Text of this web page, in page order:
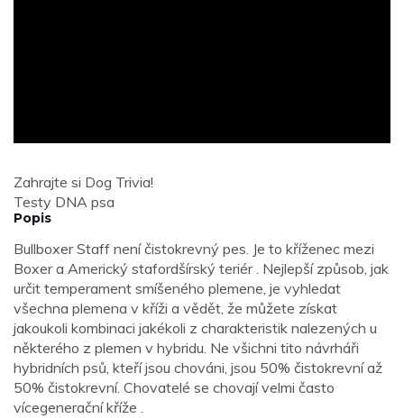
Zahrajte si Dog Trivia!
Testy DNA psa
Popis
Bullboxer Staff není čistokrevný pes. Je to kříženec mezi
Boxer a Americký stafordšírský teriér . Nejlepší způsob, jak
určit temperament smíšeného plemene, je vyhledat
všechna plemena v kříži a vědět, že můžete získat
jakoukoli kombinaci jakékoli z charakteristik nalezených u
některého z plemen v hybridu. Ne všichni tito návrháři
hybridních psů, kteří jsou chováni, jsou 50% čistokrevní až
50% čistokrevní. Chovatelé se chovají velmi často
vícegenerační kříže .